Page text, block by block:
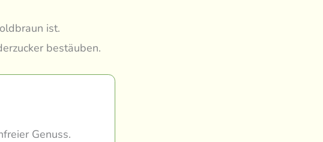
ist.
bestäuben.
Genuss.